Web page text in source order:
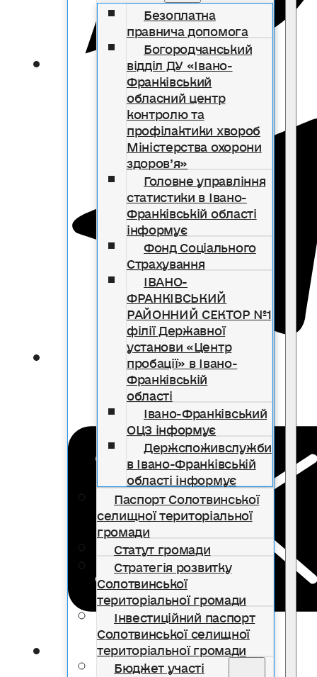
Безоплатна
правнича допомога
Богородчанський
відділ ДУ «Івано-
Франківський
обласний центр
контролю та
профілактики хвороб
Міністерства охорони
здоров’я»
Головне управління
статистики в Івано-
Франківській області
інформує
Фонд Соціального
Страхування
ІВАНО-
ФРАНКІВСЬКИЙ
РАЙОННИЙ СЕКТОР №1
філії Державної
установи «Центр
пробації» в Івано-
Франківській
області
Івано-Франківський
ОЦЗ інформує
Держспоживслужби
в Івано-Франківській
області інформує
Паспорт Солотвинської
селищної територіальної
громади
Статут громади
Стратегія розвитку
Солотвинської
територіальної громади
Інвестиційний паспорт
Солотвинської селищної
територіальної громади
Бюджет участі